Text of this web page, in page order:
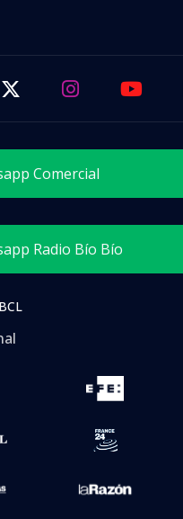
Comercial
Radio Bío Bío